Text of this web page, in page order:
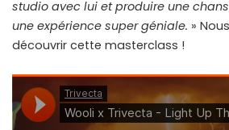
studio avec lui et produire une
une expérience super géniale. »
découvrir cette masterclass !